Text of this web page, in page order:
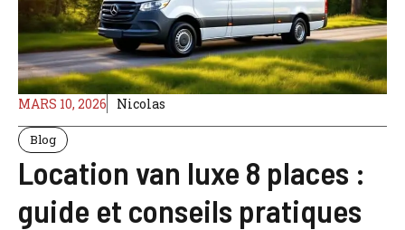
MARS 10, 2026 Nicolas
Blog
Location van luxe 8 places :
guide et conseils pratiques